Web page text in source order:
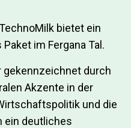
bietet ein
im Fergana Tal.
gekennzeichnet durch
Akzente in der
und die
ein deutliches